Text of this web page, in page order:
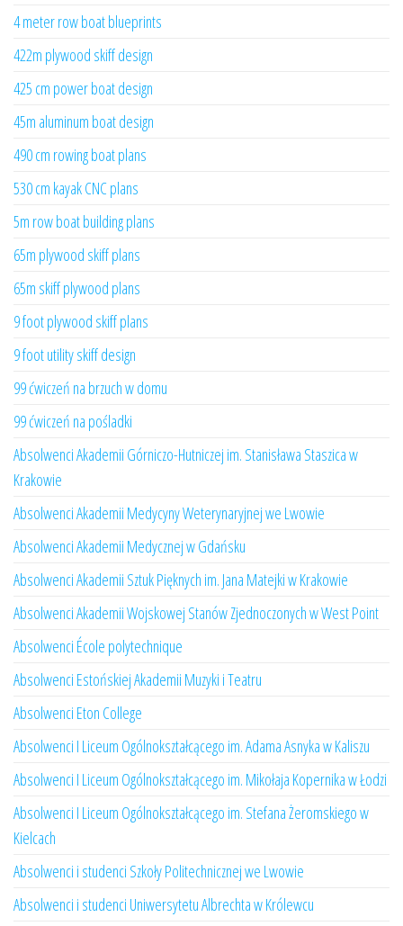
4 meter row boat blueprints
422m plywood skiff design
425 cm power boat design
45m aluminum boat design
490 cm rowing boat plans
530 cm kayak CNC plans
5m row boat building plans
65m plywood skiff plans
65m skiff plywood plans
9 foot plywood skiff plans
9 foot utility skiff design
99 ćwiczeń na brzuch w domu
99 ćwiczeń na pośladki
Absolwenci Akademii Górniczo-Hutniczej im. Stanisława Staszica w
Krakowie
Absolwenci Akademii Medycyny Weterynaryjnej we Lwowie
Absolwenci Akademii Medycznej w Gdańsku
Absolwenci Akademii Sztuk Pięknych im. Jana Matejki w Krakowie
Absolwenci Akademii Wojskowej Stanów Zjednoczonych w West Point
Absolwenci École polytechnique
Absolwenci Estońskiej Akademii Muzyki i Teatru
Absolwenci Eton College
Absolwenci I Liceum Ogólnokształcącego im. Adama Asnyka w Kaliszu
Absolwenci I Liceum Ogólnokształcącego im. Mikołaja Kopernika w Łodzi
Absolwenci I Liceum Ogólnokształcącego im. Stefana Żeromskiego w
Kielcach
Absolwenci i studenci Szkoły Politechnicznej we Lwowie
Absolwenci i studenci Uniwersytetu Albrechta w Królewcu